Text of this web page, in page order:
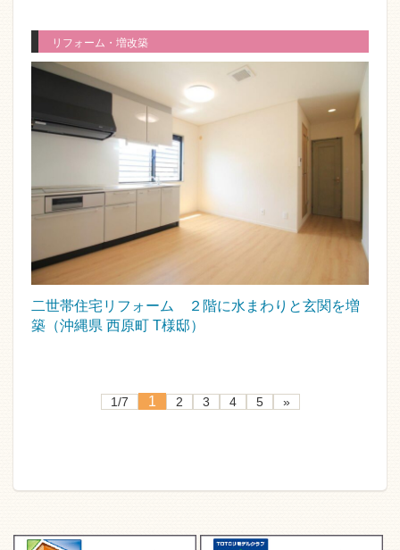
リフォーム・増改築
二世帯住宅リフォーム ２階に水まわりと玄関を増
築（沖縄県 西原町 T様邸）
1/7 1 2 3 4 5 »